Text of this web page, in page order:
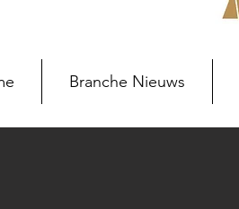
Branche Nieuws